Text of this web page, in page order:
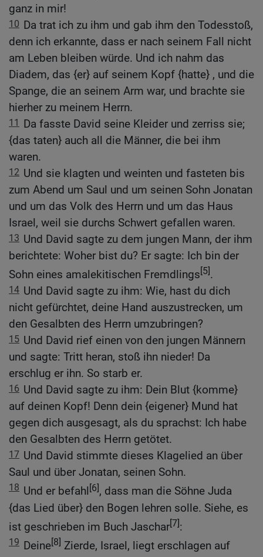
ganz in mir!
10 Da trat ich zu ihm und gab ihm den Todesstoß,
denn ich erkannte, dass er nach seinem Fall nicht
am Leben bleiben würde. Und ich nahm das
Diadem, das {er} auf seinem Kopf {hatte} , und die
Spange, die an seinem Arm war, und brachte sie
hierher zu meinem Herrn.
11 Da fasste David seine Kleider und zerriss sie;
{das taten} auch all die Männer, die bei ihm
waren.
12 Und sie klagten und weinten und fasteten bis
zum Abend um Saul und um seinen Sohn Jonatan
und um das Volk des Herrn und um das Haus
Israel, weil sie durchs Schwert gefallen waren.
13 Und David sagte zu dem jungen Mann, der ihm
berichtete: Woher bist du? Er sagte: Ich bin der
Sohn eines amalekitischen Fremdlings[5].
14 Und David sagte zu ihm: Wie, hast du dich
nicht gefürchtet, deine Hand auszustrecken, um
den Gesalbten des Herrn umzubringen?
15 Und David rief einen von den jungen Männern
und sagte: Tritt heran, stoß ihn nieder! Da
erschlug er ihn. So starb er.
16 Und David sagte zu ihm: Dein Blut {komme}
auf deinen Kopf! Denn dein {eigener} Mund hat
gegen dich ausgesagt, als du sprachst: Ich habe
den Gesalbten des Herrn getötet.
17 Und David stimmte dieses Klagelied an über
Saul und über Jonatan, seinen Sohn.
18 Und er befahl [6], dass man die Söhne Juda
{das Lied über} den Bogen lehren solle. Siehe, es
ist geschrieben im Buch Jaschar[7]:
19 Deine[8] Zierde, Israel, liegt erschlagen auf